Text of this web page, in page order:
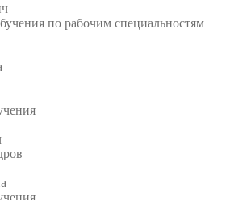
по рабочим специальностям